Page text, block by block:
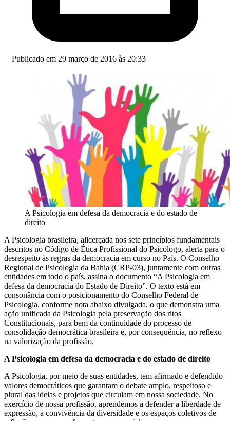
Publicado em 29 março de 2016 às 20:33
A Psicologia em defesa da democracia e do estado de
direito
A Psicologia brasileira, alicerçada nos sete princípios fundamentais
descritos no Código de Ética Profissional do Psicólogo, alerta para o
desrespeito às regras da democracia em curso no País. O Conselho
Regional de Psicologia da Bahia (CRP-03), juntamente com outras
entidades em todo o país, assina o documento “A Psicologia em
defesa da democracia do Estado de Direito”. O texto está em
consonância com o posicionamento do Conselho Federal de
Psicologia, conforme nota abaixo divulgada, o que demonstra uma
ação unificada da Psicologia pela preservação dos ritos
Constitucionais, para bem da continuidade do processo de
consolidação democrática brasileira e, por consequência, no reflexo
na valorização da profissão.
A Psicologia em defesa da democracia e do estado de direito
A Psicologia, por meio de suas entidades, tem afirmado e defendido
valores democráticos que garantam o debate amplo, respeitoso e
plural das ideias e projetos que circulam em nossa sociedade. No
exercício de nossa profissão, aprendemos a defender a liberdade de
expressão, a convivência da diversidade e os espaços coletivos de